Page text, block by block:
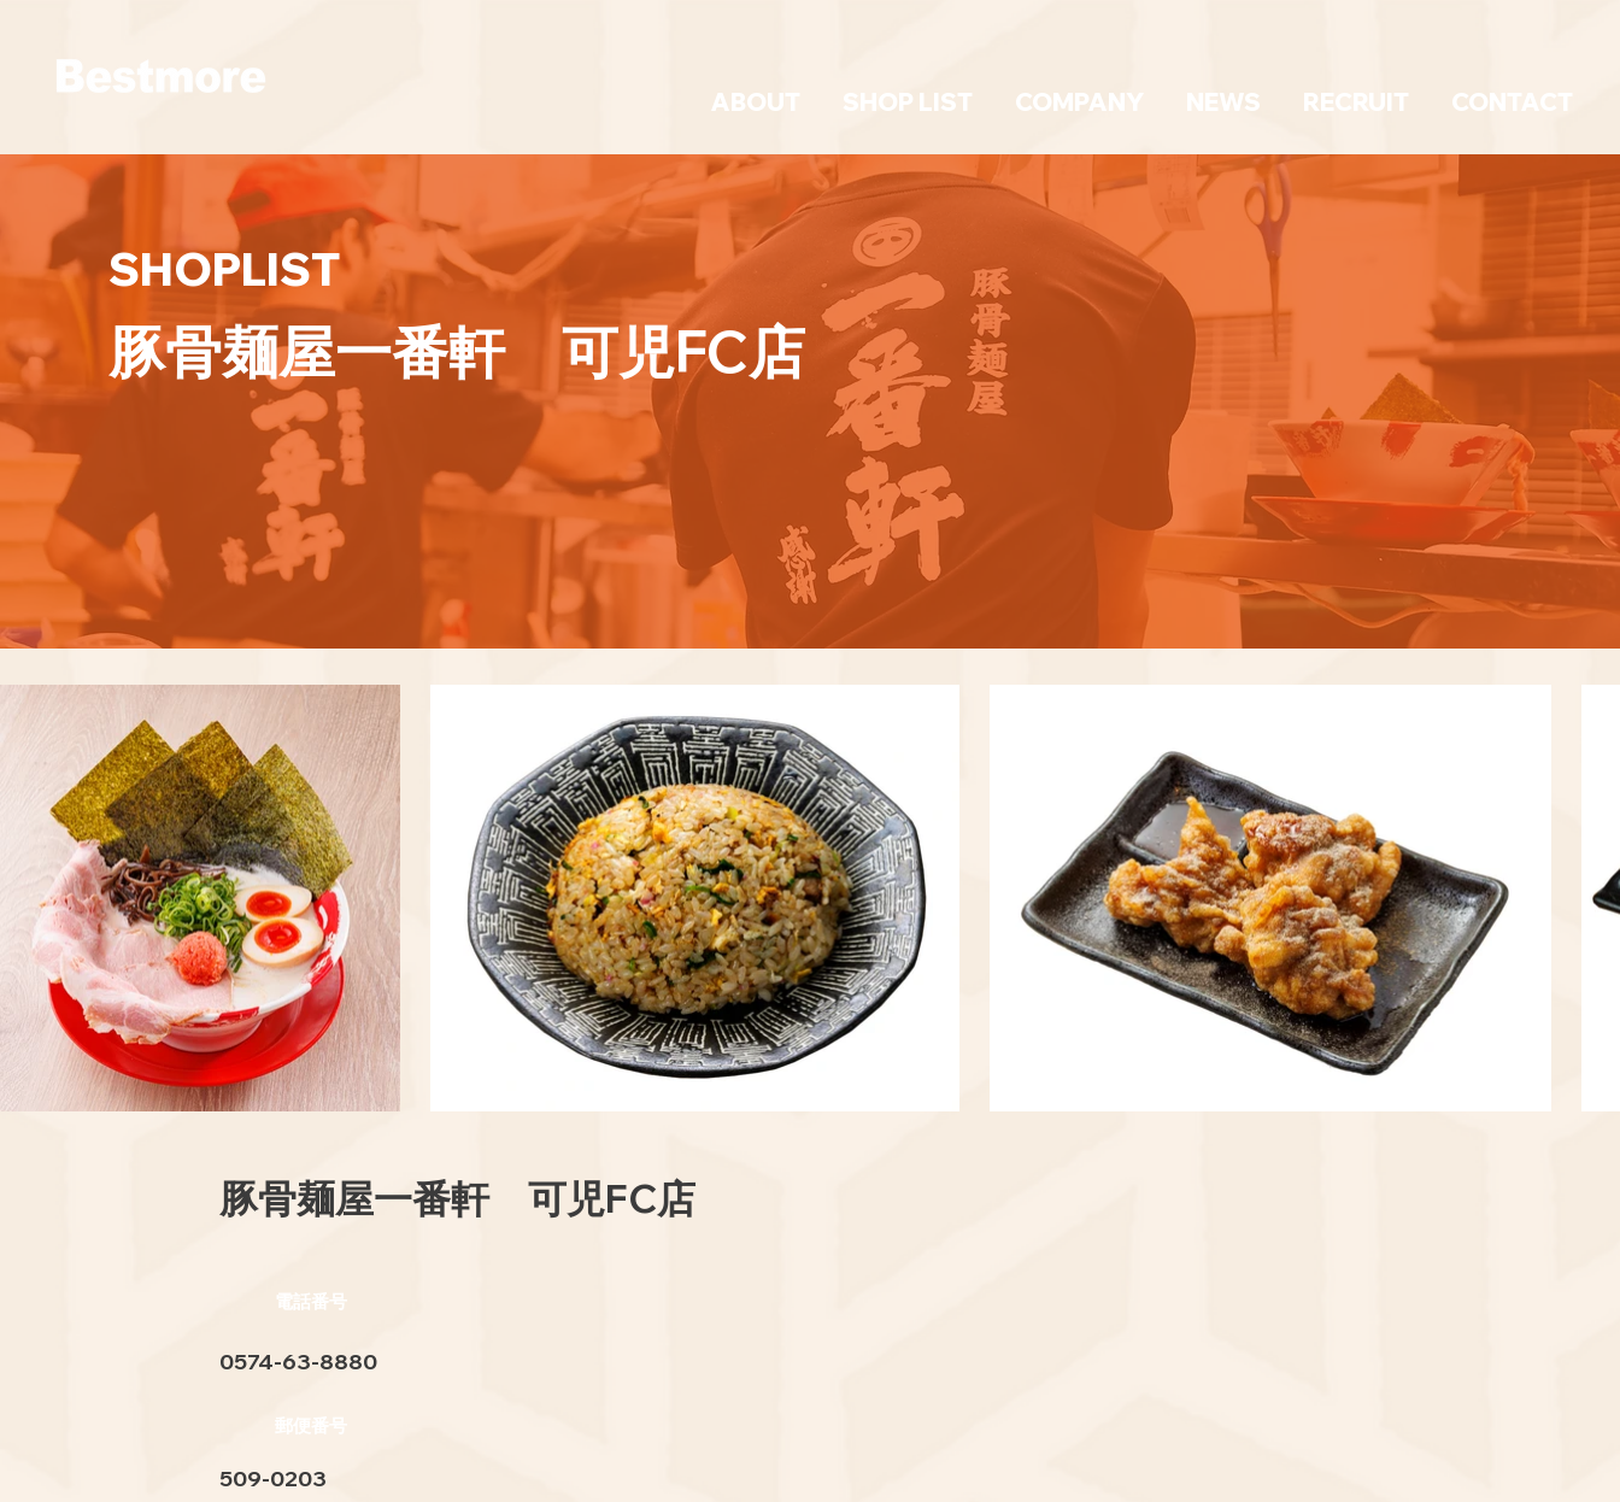
ABOUT SHOP LIST COMPANY NEWS RECRUIT CONTACT
SHOPLIST
豚骨麺屋一番軒 可児FC店
豚骨麺屋一番軒 可児FC店
電話番号
0574-63-8880
郵便番号
509-0203